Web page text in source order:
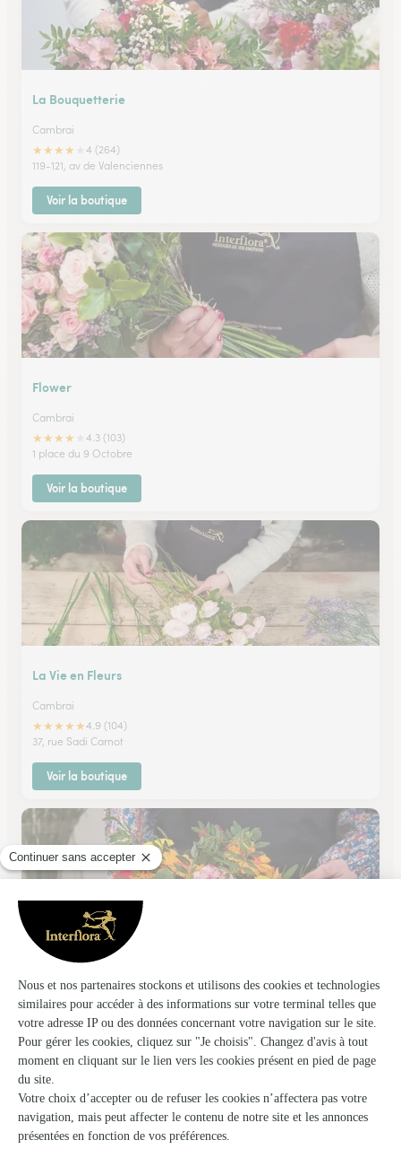
La Bouquetterie
Cambrai
★★★★
4 (264)
119-121, av de Valenciennes
Voir la boutique
Flower
Cambrai
★★★★
4.3 (103)
1 place du 9 Octobre
Voir la boutique
La Vie en Fleurs
Cambrai
★★★★★4.9 (104)
37, rue Sadi Carnot
Voir la boutique
Christine Fleurs
Avesnes les Aubert
★
9, place Jean Jaurès
Voir la boutique